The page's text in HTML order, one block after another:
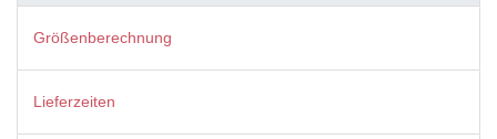
Größenberechnung
Lieferzeiten